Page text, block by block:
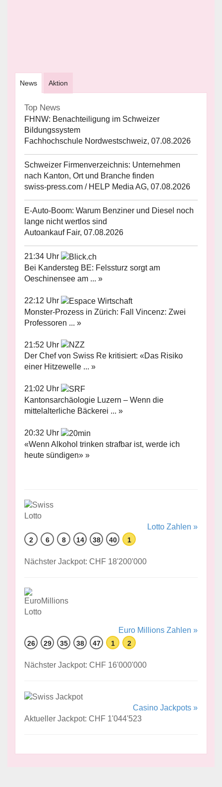
News Aktion
Top News
FHNW: Benachteiligung im Schweizer
Bildungssystem
Fachhochschule Nordwestschweiz, 07.08.2026
Schweizer Firmenverzeichnis: Unternehmen
nach Kanton, Ort und Branche finden
swiss-press.com / HELP Media AG, 07.08.2026
E-Auto-Boom: Warum Benziner und Diesel noch
lange nicht wertlos sind
Autoankauf Fair, 07.08.2026
21:34 Uhr
Bei Kandersteg BE: Felssturz sorgt am
Oeschinensee am ... »
22:12 Uhr
Monster-Prozess in Zürich: Fall Vincenz: Zwei
Professoren ... »
21:52 Uhr
Der Chef von Swiss Re kritisiert: «Das Risiko
einer Hitzewelle ... »
21:02 Uhr
Kantonsarchäologie Luzern – Wenn die
mittelalterliche Bäckerei ... »
20:32 Uhr
«Wenn Alkohol trinken strafbar ist, werde ich
heute sündigen» »
Lotto Zahlen »
2 6 8 14 38 40 1
Nächster Jackpot: CHF 18'200'000
Euro Millions Zahlen »
26 29 35 38 47 1 2
Nächster Jackpot: CHF 16'000'000
Casino Jackpots »
Aktueller Jackpot: CHF 1'044'523